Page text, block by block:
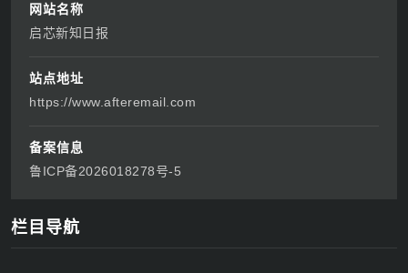
网站名称
启芯新知日报
站点地址
https://www.afteremail.com
备案信息
鲁ICP备2026018278号-5
栏目导航